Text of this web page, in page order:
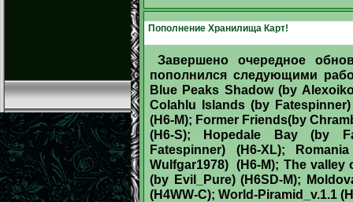
Пополнение Хранилища Карт!
Завершено очередное
пополнился следующими
Blue Peaks Shadow (by
Colahlu Islands (by
(H6-M); Former Friends(by
(H6-S); Hopedale Bay (by
Fatespinner) (H6-XL);
Wulfgar1978) (H6-M); The
(by Evil_Pure) (H6SD-M);
(H4WW-C); World-Piramid_v.1.1